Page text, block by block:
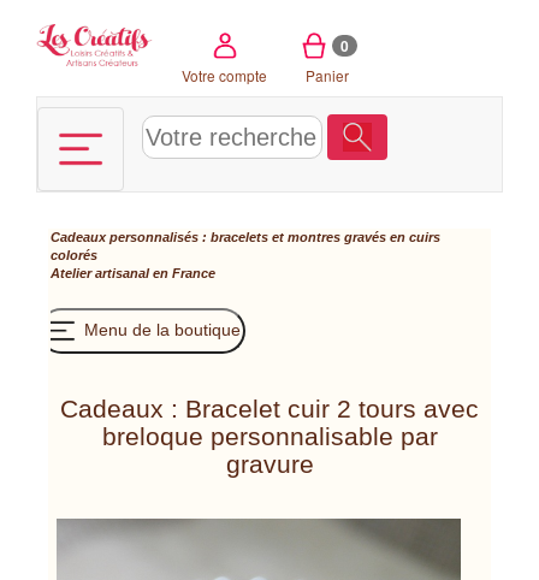
Votre compte
0
Panier
Cadeaux personnalisés : bracelets et montres gravés en cuirs
colorés
Atelier artisanal en France
Menu de la boutique
Cadeaux : Bracelet cuir 2 tours avec
breloque personnalisable par
gravure